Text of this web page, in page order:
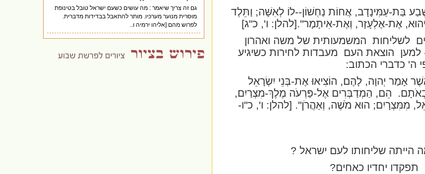
בַּת-עַמִּינָדָב, אֲחוֹת נַחְשׁוֹן--לוֹ לְאִשָּׁה; וַתֵּלֶד
אֶת-אֶלְעָזָר, וְאֶת-אִיתָמָר".[להלן: ו', כ"ג]
לשליחות המשמעותית של משה ואהרון
הוצאת העם מעבדות לחירות כשיגיע
ה' כדברי הכתוב:
אָמַר יְהוָה, לָהֶם, הוֹצִיאוּ אֶת-בְּנֵי יִשְׂרָאֵל
הֵם, הַמְדַבְּרִים אֶל-פַּרְעֹה מֶלֶךְ-מִצְרַיִם,
מִמִּצְרָיִם; הוּא מֹשֶׁה, וְאַהֲרֹן". [להלן: ו', כ"ו-
הייתה שליחותו לעם ישראל ?
תפקדו יחדיו כאחים?
גם זה צריך שיאמר : מה עושים כשעם ישראל טובל בטינופת
מוסרית מנוער מערכיו. מותר להתאבל בבדידות מדברית.
לפרוש מהם [אליהו ירמיה ו..